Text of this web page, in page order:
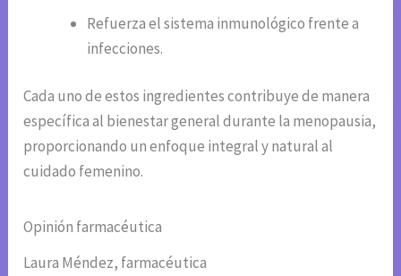
Refuerza el sistema inmunológico frente a
infecciones.
Cada uno de estos ingredientes contribuye de manera
específica al bienestar general durante la menopausia,
proporcionando un enfoque integral y natural al
cuidado femenino.
Opinión farmacéutica
Laura Méndez, farmacéutica